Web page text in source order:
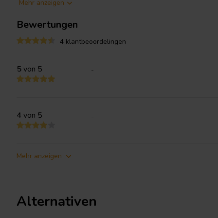
Diese Geberplatine ist mit den folgenden Arylic-Produkten
Up2Stream Mini v3
Was ist in der Box?
Spezifikationen
Mehr anzeigen
Bewertungen
4 klantbeoordelingen
5von 5 -
4 von 5 -
Mehr anzeigen
Alternativen